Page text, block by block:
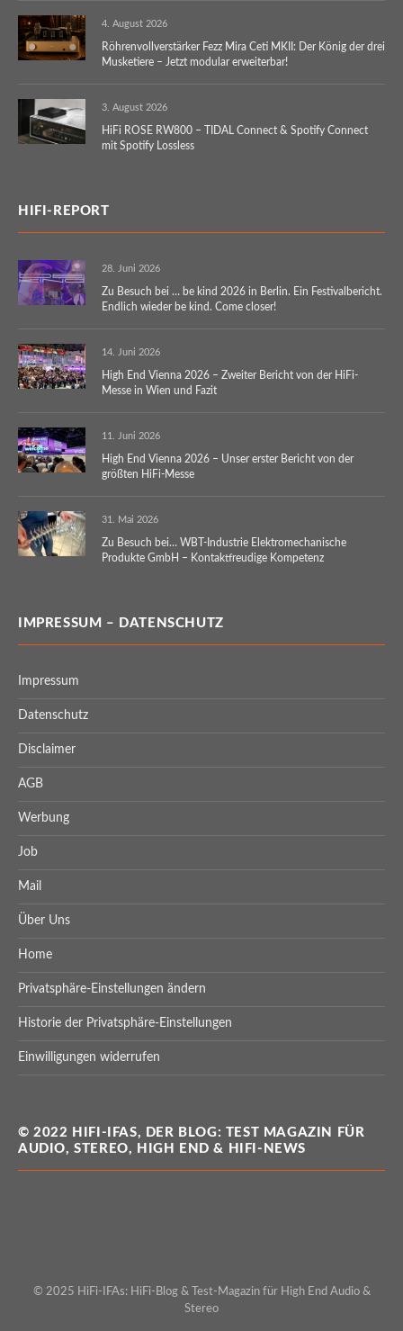
4. August 2026
Röhrenvollverstärker Fezz Mira Ceti MKII: Der König der drei
Musketiere – Jetzt modular erweiterbar!
3. August 2026
HiFi ROSE RW800 – TIDAL Connect & Spotify Connect
mit Spotify Lossless
HIFI-REPORT
28. Juni 2026
Zu Besuch bei … be kind 2026 in Berlin. Ein Festivalbericht.
Endlich wieder be kind. Come closer!
14. Juni 2026
High End Vienna 2026 – Zweiter Bericht von der HiFi-
Messe in Wien und Fazit
11. Juni 2026
High End Vienna 2026 – Unser erster Bericht von der
größten HiFi-Messe
31. Mai 2026
Zu Besuch bei… WBT-Industrie Elektromechanische
Produkte GmbH – Kontaktfreudige Kompetenz
IMPRESSUM – DATENSCHUTZ
Impressum
Datenschutz
Disclaimer
AGB
Werbung
Job
Mail
Über Uns
Home
Privatsphäre-Einstellungen ändern
Historie der Privatsphäre-Einstellungen
Einwilligungen widerrufen
© 2022 HIFI-IFAS, DER BLOG: TEST MAGAZIN FÜR
AUDIO, STEREO, HIGH END & HIFI-NEWS
© 2025 HiFi-IFAs: HiFi-Blog & Test-Magazin für High End Audio &
Stereo